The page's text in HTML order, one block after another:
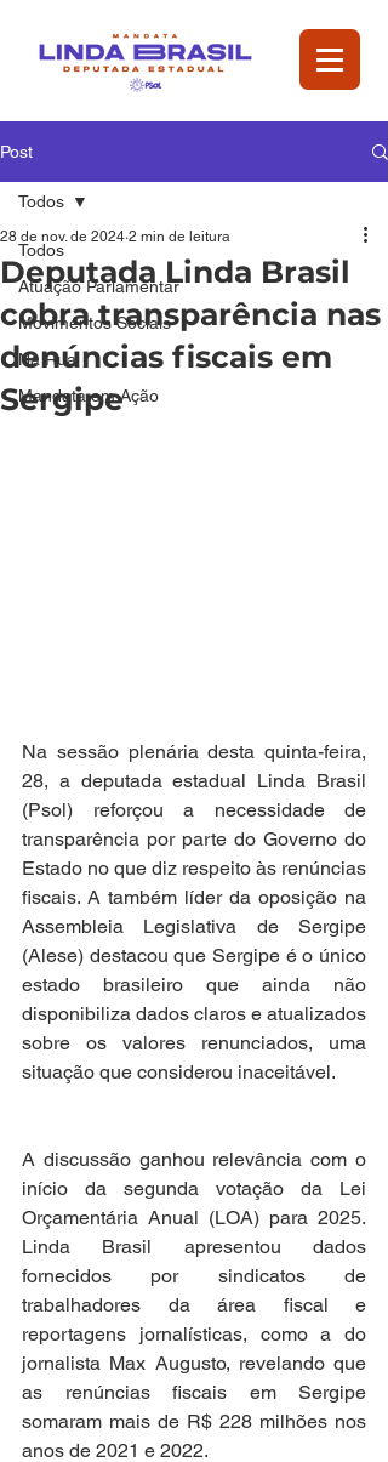
Post
Todos
Atuação Parlamentar
Movimentos Sociais
Na Rua
Mandata em Ação
Todos
Deputada Linda Brasil
cobra transparência nas
denúncias fiscais em
Sergipe
28 de nov. de 2024 2 min de leitura
Na sessão plenária desta quinta-feira,
28, a deputada estadual Linda Brasil
(Psol) reforçou a necessidade de
transparência por parte do Governo do
Estado no que diz respeito às renúncias
fiscais. A também líder da oposição na
Assembleia Legislativa de Sergipe
(Alese) destacou que Sergipe é o único
estado brasileiro que ainda não
disponibiliza dados claros e atualizados
sobre os valores renunciados, uma
situação que considerou inaceitável.
A discussão ganhou relevância com o
início da segunda votação da Lei
Orçamentária Anual (LOA) para 2025.
Linda Brasil apresentou dados
fornecidos por sindicatos de
trabalhadores da área fiscal e
reportagens jornalísticas, como a do
jornalista Max Augusto, revelando que
as renúncias fiscais em Sergipe
somaram mais de R$ 228 milhões nos
anos de 2021 e 2022.